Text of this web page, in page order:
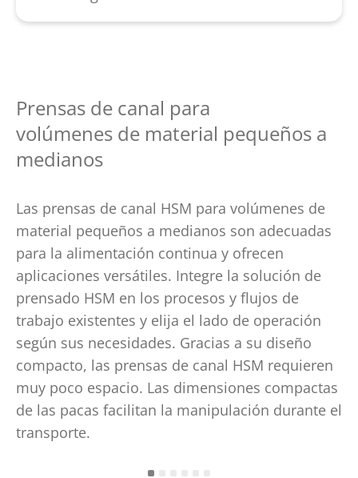
Conversaciones para llegar a un
Planificación del proyecto
Polonia, Espana y Estados Unidos)
HSM está representada con
subsidiarias, socios y puntos de
Amplia red de servicio en Alemania,
Europa y en todo el mundo
Prensas de canal para
volúmenes de material pequeños a
medianos
Las prensas de canal HSM para volúmenes de
material pequeños a medianos son adecuadas
para la alimentación continua y ofrecen
aplicaciones versátiles. Integre la solución de
prensado HSM en los procesos y flujos de
trabajo existentes y elija el lado de operación
según sus necesidades. Gracias a su diseño
compacto, las prensas de canal HSM requieren
muy poco espacio. Las dimensiones compactas
de las pacas facilitan la manipulación durante el
transporte.